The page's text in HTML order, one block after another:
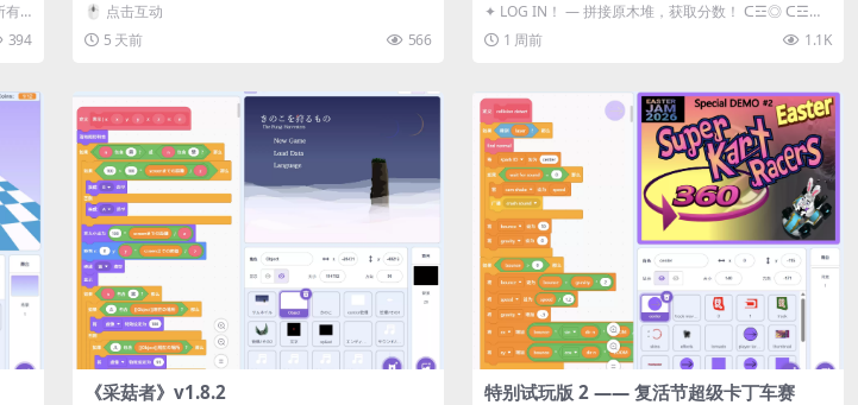
有
394
🖱️ 点击互动
5 天前
566
✦ LOG IN！ — 拼接原木堆，获取分数！ ᑕ☲◎ ᑕ☲◎
ᑕ☲◎ ᑕ☲◎ ...
1 周前 1.1K
《采菇者》v1.8.2 特别试玩版 2 —— 复活节超级卡丁车赛